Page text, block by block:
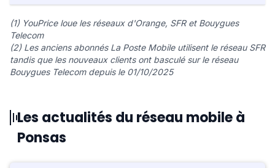
(1) YouPrice loue les réseaux d'Orange, SFR et Bouygues
Telecom
(2) Les anciens abonnés La Poste Mobile utilisent le réseau SFR
tandis que les nouveaux clients ont basculé sur le réseau
Bouygues Telecom depuis le 01/10/2025
Les actualités du réseau mobile à
Ponsas